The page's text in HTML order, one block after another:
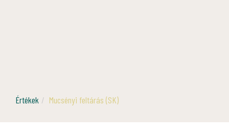
Értékek Mucsényi feltárás (SK)